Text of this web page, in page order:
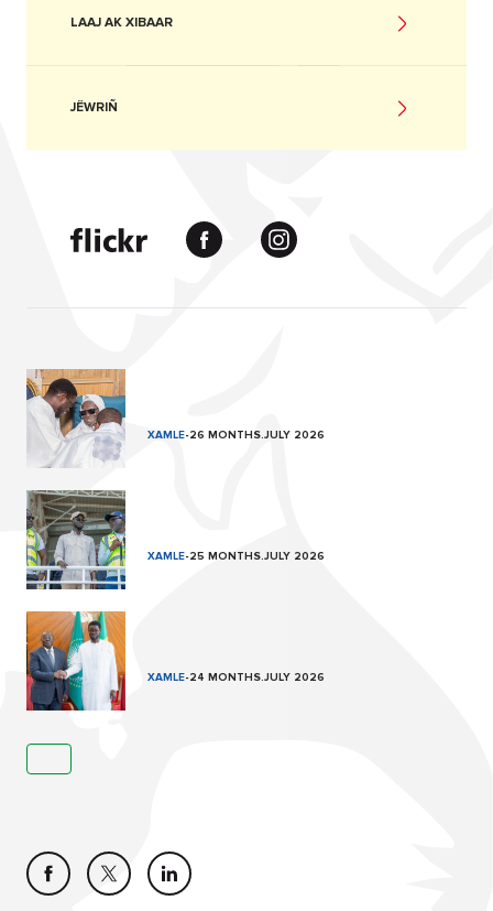
LAAJ AK XIBAAR
JËWRIÑ
XAMLE-26 MONTHS.JULY 2026
XAMLE-25 MONTHS.JULY 2026
XAMLE-24 MONTHS.JULY 2026